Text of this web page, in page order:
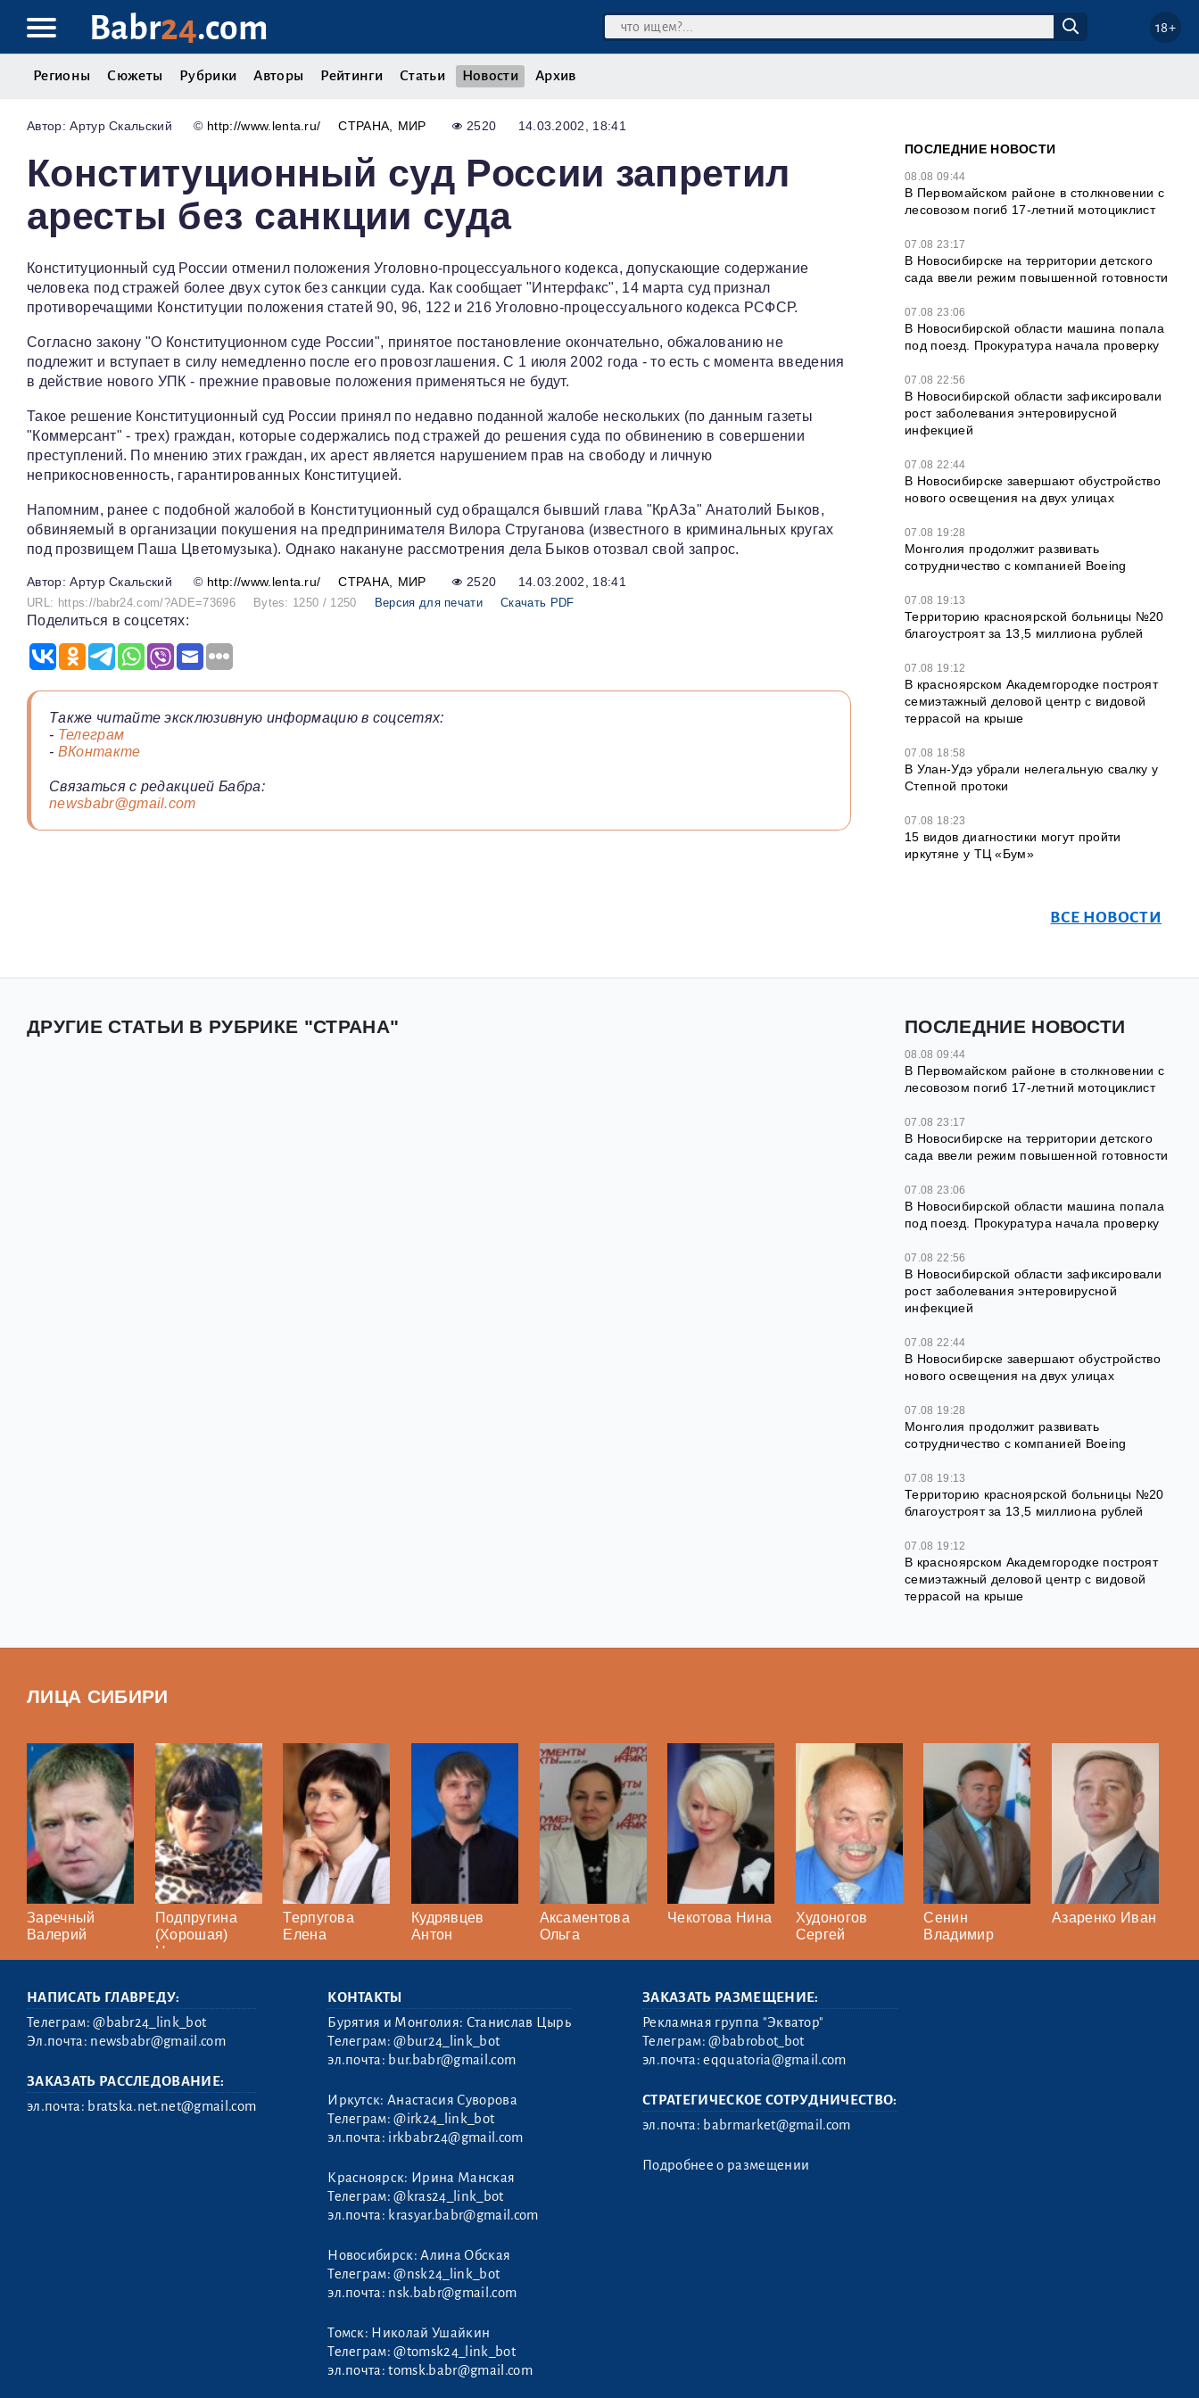
Babr24.com 18+
Регионы Сюжеты Рубрики Авторы Рейтинги Статьи Новости Архив
Артур Скальский © http://www.lenta.ru/ СТРАНА МИР 2520 14.03.2002, 18:41
Конституционный суд России запретил
аресты без санкции суда
Конституционный суд России отменил положения Уголовно-процессуального кодекса, допускающие содержание
человека под стражей более двух суток без санкции суда. Как сообщает "Интерфакс", 14 марта суд признал
противоречащими Конституции положения статей 90, 96, 122 и 216 Уголовно-процессуального кодекса РСФСР.
Согласно закону "О Конституционном суде России", принятое постановление окончательно, обжалованию не
подлежит и вступает в силу немедленно после его провозглашения. С 1 июля 2002 года - то есть с момента введения
в действие нового УПК - прежние правовые положения применяться не будут.
Такое решение Конституционный суд России принял по недавно поданной жалобе нескольких (по данным газеты
"Коммерсант" - трех) граждан, которые содержались под стражей до решения суда по обвинению в совершении
преступлений. По мнению этих граждан, их арест является нарушением прав на свободу и личную
неприкосновенность, гарантированных Конституцией.
Напомним, ранее с подобной жалобой в Конституционный суд обращался бывший глава "КрАЗа" Анатолий Быков,
обвиняемый в организации покушения на предпринимателя Вилора Струганова (известного в криминальных кругах
под прозвищем Паша Цветомузыка). Однако накануне рассмотрения дела Быков отозвал свой запрос.
Артур Скальский © http://www.lenta.ru/ СТРАНА МИР 2520 14.03.2002, 18:41
URL: https://babr24.com/?ADE=73696 Bytes: 1250 / 1250 Версия для печати Скачать PDF
Поделиться в соцсетях:
Также читайте эксклюзивную информацию в соцсетях:
- Телеграм
- ВКонтакте
Связаться с редакцией Бабра:
newsbabr@gmail.com
ПОСЛЕДНИЕ НОВОСТИ
08.08 09:44
В Первомайском районе в столкновении с
лесовозом погиб 17-летний мотоциклист
07.08 23:17
В Новосибирске на территории детского
сада ввели режим повышенной готовности
07.08 23:06
В Новосибирской области машина попала
под поезд. Прокуратура начала проверку
07.08 22:56
В Новосибирской области зафиксировали
рост заболевания энтеровирусной
инфекцией
07.08 22:44
В Новосибирске завершают обустройство
нового освещения на двух улицах
07.08 19:28
Монголия продолжит развивать
сотрудничество с компанией Boeing
07.08 19:13
Территорию красноярской больницы №20
благоустроят за 13,5 миллиона рублей
07.08 19:12
В красноярском Академгородке построят
семиэтажный деловой центр с видовой
террасой на крыше
07.08 18:58
В Улан-Удэ убрали нелегальную свалку у
Степной протоки
07.08 18:23
15 видов диагностики могут пройти
иркутяне у ТЦ «Бум»
ВСЕ НОВОСТИ
ДРУГИЕ СТАТЬИ В РУБРИКЕ "СТРАНА" ПОСЛЕДНИЕ НОВОСТИ
08.08 09:44
В Первомайском районе в столкновении с
лесовозом погиб 17-летний мотоциклист
07.08 23:17
В Новосибирске на территории детского
сада ввели режим повышенной готовности
07.08 23:06
В Новосибирской области машина попала
под поезд. Прокуратура начала проверку
07.08 22:56
В Новосибирской области зафиксировали
рост заболевания энтеровирусной
инфекцией
07.08 22:44
В Новосибирске завершают обустройство
нового освещения на двух улицах
07.08 19:28
Монголия продолжит развивать
сотрудничество с компанией Boeing
07.08 19:13
Территорию красноярской больницы №20
благоустроят за 13,5 миллиона рублей
07.08 19:12
В красноярском Академгородке построят
семиэтажный деловой центр с видовой
террасой на крыше
ЛИЦА СИБИРИ
Заречный
Валерий
Подпругина
(Хорошая)
Наталья
Терпугова
Елена
Кудрявцев
Антон
Аксаментова
Ольга
Чекотова Нина
Худоногов
Сергей
Сенин
Владимир
Азаренко Иван
НАПИСАТЬ ГЛАВРЕДУ:
Телеграм:@babr24_link_bot
Эл.почта: newsbabr@gmail.com
ЗАКАЗАТЬ РАССЛЕДОВАНИЕ:
эл.почта: bratska.net.net@gmail.com
КОНТАКТЫ
Бурятия и Монголия: Станислав Цырь
Телеграм:@bur24_link_bot
эл.почта: bur.babr@gmail.com
Иркутск: Анастасия Суворова
Телеграм:@irk24_link_bot
эл.почта: irkbabr24@gmail.com
Красноярск: Ирина Манская
Телеграм:@kras24_link_bot
эл.почта: krasyar.babr@gmail.com
Новосибирск: Алина Обская
Телеграм:@nsk24_link_bot
эл.почта: nsk.babr@gmail.com
Томск: Николай Ушайкин
Телеграм:@tomsk24_link_bot
эл.почта:tomsk.babr@gmail.com
ЗАКАЗАТЬ РАЗМЕЩЕНИЕ:
Рекламная группа "Экватор"
Телеграм:@babrobot_bot
эл.почта:eqquatoria@gmail.com
СТРАТЕГИЧЕСКОЕ СОТРУДНИЧЕСТВО:
эл.почта: babrmarket@gmail.com
Подробнее о размещении